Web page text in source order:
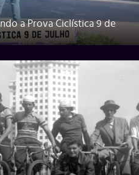
a Prova Ciclística 9 de